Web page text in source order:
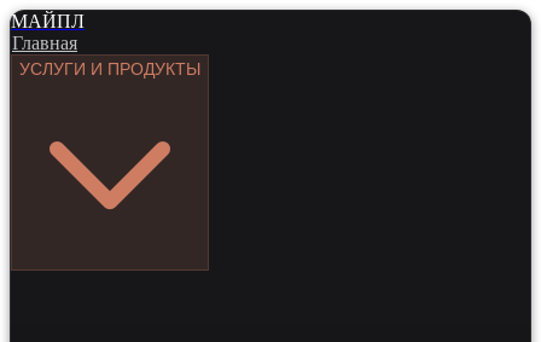
МАЙПЛ
Главная
УСЛУГИ И ПРОДУКТЫ